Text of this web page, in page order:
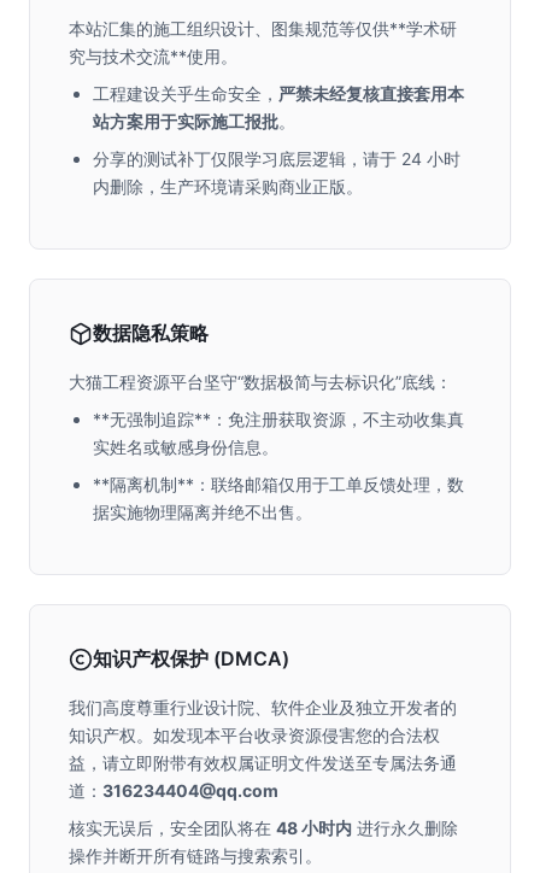
本站汇集的施工组织设计、图集规范等仅供**学术研
究与技术交流**使用。
工程建设关乎生命安全， 严禁未经复核直接套用本
站方案用于实际施工报批。
分享的测试补丁仅限学习底层逻辑，请于 24 小时
内删除，生产环境请采购商业正版。
数据隐私策略
大猫工程资源平台坚守“数据极简与去标识化”底线：
**无强制追踪**：免注册获取资源，不主动收集真
实姓名或敏感身份信息。
**隔离机制**：联络邮箱仅用于工单反馈处理，数
据实施物理隔离并绝不出售。
知识产权保护 (DMCA)
我们高度尊重行业设计院、软件企业及独立开发者的
知识产权。如发现本平台收录资源侵害您的合法权
益，请立即附带有效权属证明文件发送至专属法务通
道： 316234404@qq.com
核实无误后，安全团队将在 48 小时内 进行永久删除
操作并断开所有链路与搜索索引。